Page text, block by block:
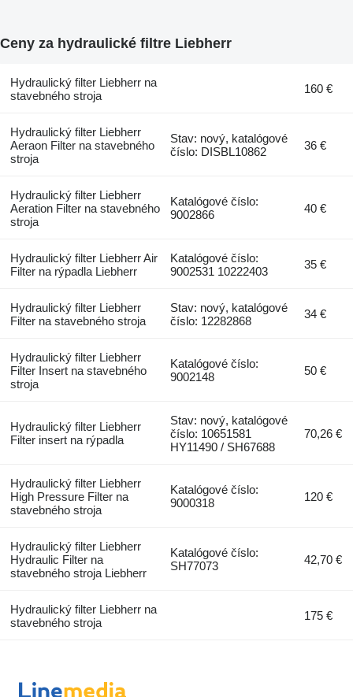
Ceny za hydraulické filtre Liebherr
Hydraulický filter Liebherr na
stavebného stroja
160 €
Hydraulický filter Liebherr
Aeraon Filter na stavebného
stroja
Stav: nový, katalógové
číslo: DISBL10862
36 €
Hydraulický filter Liebherr
Aeration Filter na stavebného
stroja
Katalógové číslo:
9002866
40 €
Hydraulický filter Liebherr Air
Filter na rýpadla Liebherr
Katalógové číslo:
9002531 10222403
35 €
Hydraulický filter Liebherr
Filter na stavebného stroja
Stav: nový, katalógové
číslo: 12282868
34 €
Hydraulický filter Liebherr
Filter Insert na stavebného
stroja
Katalógové číslo:
9002148
50 €
Hydraulický filter Liebherr
Filter insert na rýpadla
Stav: nový, katalógové
číslo: 10651581
HY11490 / SH67688
70,26 €
Hydraulický filter Liebherr
High Pressure Filter na
stavebného stroja
Katalógové číslo:
9000318
120 €
Hydraulický filter Liebherr
Hydraulic Filter na
stavebného stroja Liebherr
Katalógové číslo:
SH77073
42,70 €
Hydraulický filter Liebherr na
stavebného stroja
175 €